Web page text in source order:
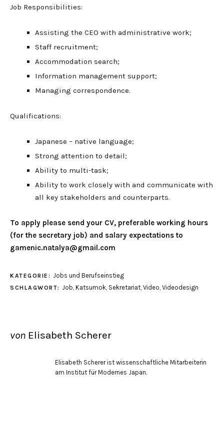
Job Responsibilities:
Assisting the CEO with administrative work;
Staff recruitment;
Accommodation search;
Information management support;
Managing correspondence.
Qualifications:
Japanese – native language;
Strong attention to detail;
Ability to multi-task;
Ability to work closely with and communicate with
all key stakeholders and counterparts.
To apply please send your CV, preferable working hours
(for the secretary job) and salary expectations to
gamenic.natalya@gmail.com
KATEGORIE: Jobs und Berufseinstieg
SCHLAGWORT: Job, Katsumok, Sekretariat, Video, Videodesign
von Elisabeth Scherer
Elisabeth Scherer ist wissenschaftliche Mitarbeiterin
am Institut für Modernes Japan.